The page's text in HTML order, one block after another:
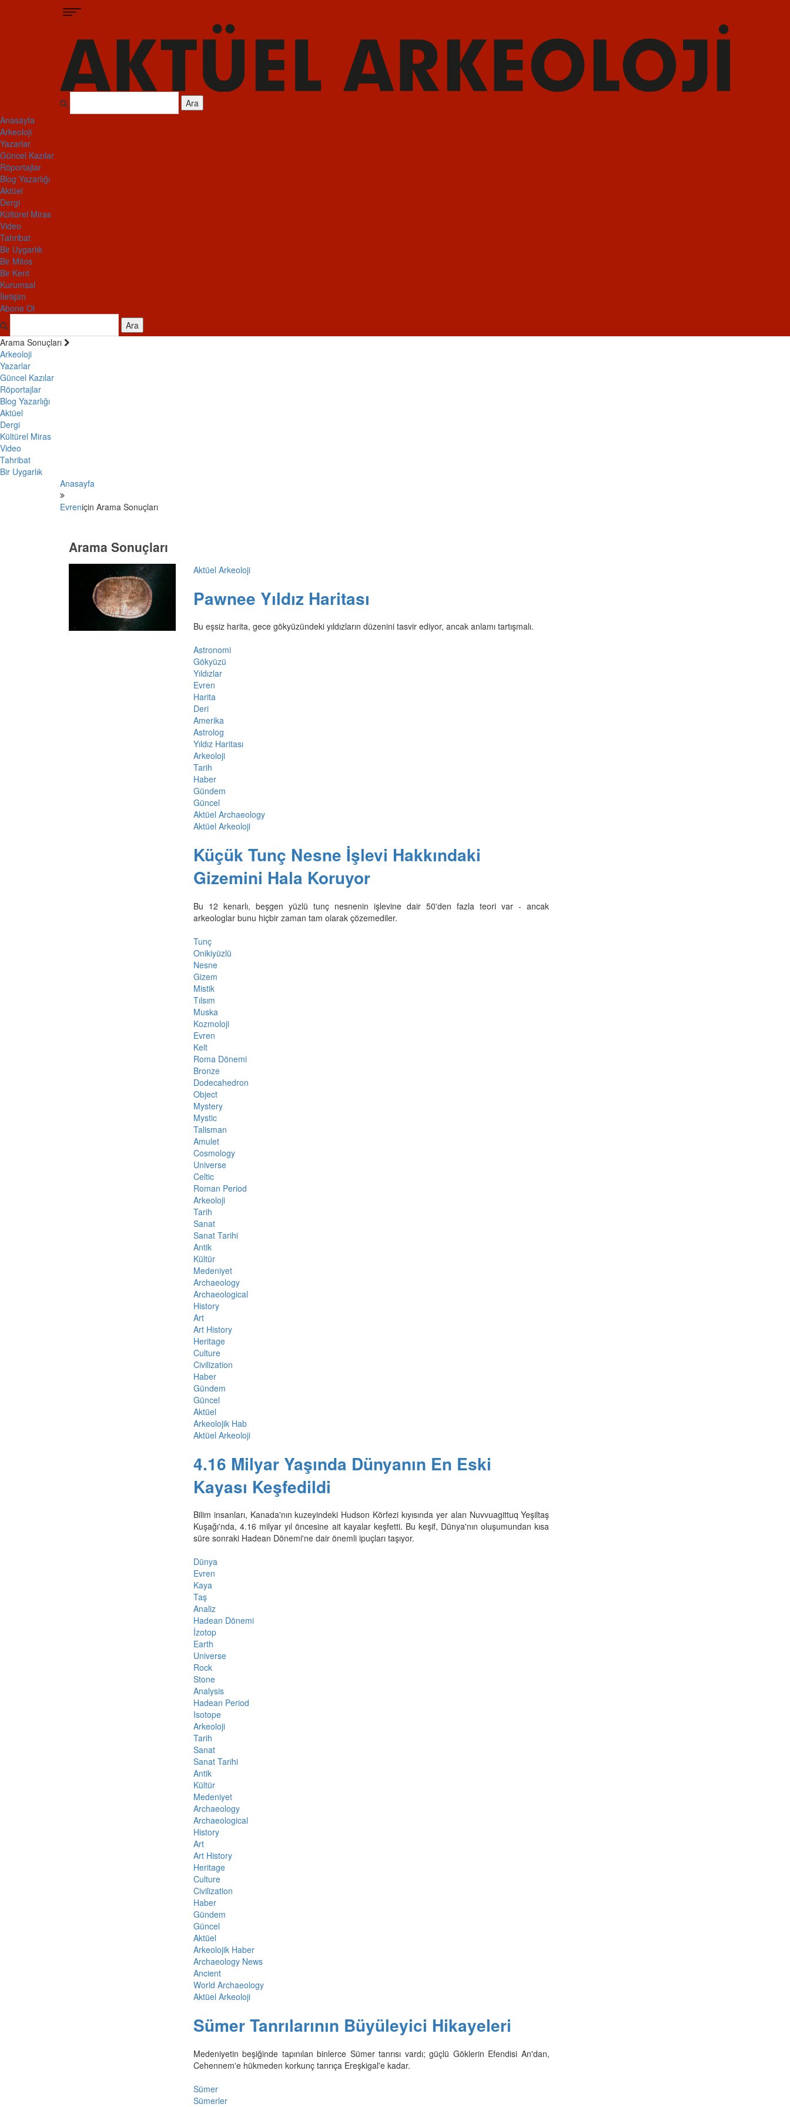
Ara
Anasayfa
Arkeoloji
Yazarlar
Güncel Kazılar
Röportajlar
Blog Yazarlığı
Aktüel
Dergi
Kültürel Miras
Video
Tahribat
Bir Uygarlık
Bir Mitos
Bir Kent
Kurumsal
İletişim
Abone Ol
Ara
Arama Sonuçları
Arkeoloji
Yazarlar
Güncel Kazılar
Röportajlar
Blog Yazarlığı
Aktüel
Dergi
Kültürel Miras
Video
Tahribat
Bir Uygarlık
Anasayfa
Evreniçin Arama Sonuçları
Arama Sonuçları
Aktüel Arkeoloji
Pawnee Yıldız Haritası
Bu eşsiz harita, gece gökyüzündeki yıldızların düzenini tasvir ediyor, ancak anlamı tartışmalı.
Astronomi
Gökyüzü
Yıldızlar
Evren
Harita
Deri
Amerika
Astrolog
Yıldız Haritası
Arkeoloji
Tarih
Haber
Gündem
Güncel
Aktüel Archaeology
Aktüel Arkeoloji
Küçük Tunç Nesne İşlevi Hakkındaki
Gizemini Hala Koruyor
Bu 12 kenarlı, beşgen yüzlü tunç nesnenin işlevine dair 50'den fazla teori var - ancak
arkeologlar bunu hiçbir zaman tam olarak çözemediler.
Tunç
Onikiyüzlü
Nesne
Gizem
Mistik
Tılsım
Muska
Kozmoloji
Evren
Kelt
Roma Dönemi
Bronze
Dodecahedron
Object
Mystery
Mystic
Talisman
Amulet
Cosmology
Universe
Celtic
Roman Period
Arkeoloji
Tarih
Sanat
Sanat Tarihi
Antik
Kültür
Medeniyet
Archaeology
Archaeological
History
Art
Art History
Heritage
Culture
Civilization
Haber
Gündem
Güncel
Aktüel
Arkeolojik Hab
Aktüel Arkeoloji
4.16 Milyar Yaşında Dünyanın En Eski
Kayası Keşfedildi
Bilim insanları, Kanada'nın kuzeyindeki Hudson Körfezi kıyısında yer alan Nuvvuagittuq Yeşiltaş
Kuşağı'nda, 4.16 milyar yıl öncesine ait kayalar keşfetti. Bu keşif, Dünya'nın oluşumundan kısa
süre sonraki Hadean Dönemi'ne dair önemli ipuçları taşıyor.
Dünya
Evren
Kaya
Taş
Analiz
Hadean Dönemi
İzotop
Earth
Universe
Rock
Stone
Analysis
Hadean Period
Isotope
Arkeoloji
Tarih
Sanat
Sanat Tarihi
Antik
Kültür
Medeniyet
Archaeology
Archaeological
History
Art
Art History
Heritage
Culture
Civilization
Haber
Gündem
Güncel
Aktüel
Arkeolojik Haber
Archaeology News
Ancient
World Archaeology
Aktüel Arkeoloji
Sümer Tanrılarının Büyüleyici Hikayeleri
Medeniyetin beşiğinde tapınılan binlerce Sümer tanrısı vardı; güçlü Göklerin Efendisi An'dan,
Cehennem'e hükmeden korkunç tanrıça Ereşkigal'e kadar.
Sümer
Sümerler